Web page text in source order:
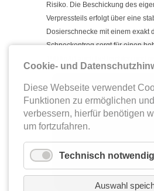
Risiko. Die Beschickung des
Verpressteils erfolgt über eine
Dosierschnecke mit einem exakt
Schneckentrog sorgt für einen
Cookie- und
Diese Webseite verwendet
Funktionen zu ermöglichen
verbessern, hierfür benötigen
um fortzufahren.
Technisch notwendig
Auswahl